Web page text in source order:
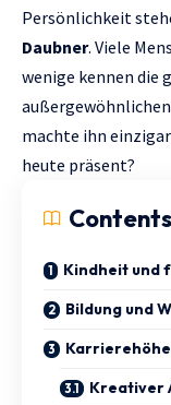
Persönlichkeit
Daubner. Viele
wenige kennen die
machte ihn
heute präsent?
Contents
Kindheit und
Bildung und
Kreativer